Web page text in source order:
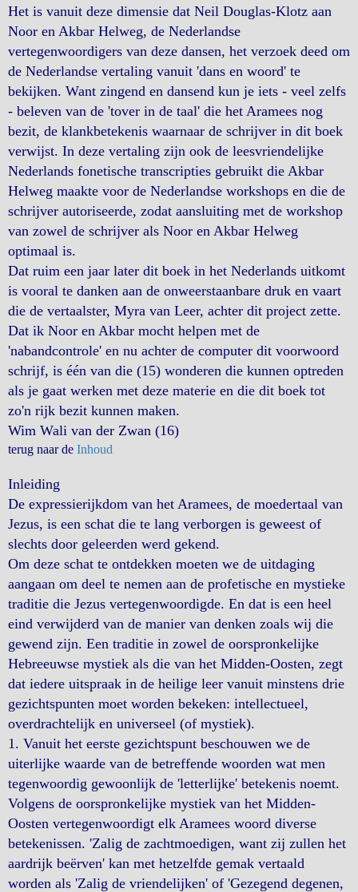
Het is vanuit deze dimensie dat Neil Douglas-Klotz aan
Noor en Akbar Helweg, de Nederlandse
vertegenwoordigers van deze dansen, het verzoek deed om
de Nederlandse vertaling vanuit 'dans en woord' te
bekijken. Want zingend en dansend kun je iets - veel zelfs
- beleven van de 'tover in de taal' die het Aramees nog
bezit, de klankbetekenis waarnaar de schrijver in dit boek
verwijst. In deze vertaling zijn ook de leesvriendelijke
Nederlands fonetische transcripties gebruikt die Akbar
Helweg maakte voor de Nederlandse workshops en die de
schrijver autoriseerde, zodat aansluiting met de workshop
van zowel de schrijver als Noor en Akbar Helweg
optimaal is.
Dat ruim een jaar later dit boek in het Nederlands uitkomt
is vooral te danken aan de onweerstaanbare druk en vaart
die de vertaalster, Myra van Leer, achter dit project zette.
Dat ik Noor en Akbar mocht helpen met de
'nabandcontrole' en nu achter de computer dit voorwoord
schrijf, is één van die (15) wonderen die kunnen optreden
als je gaat werken met deze materie en die dit boek tot
zo'n rijk bezit kunnen maken.
Wim Wali van der Zwan (16)
terug naar de Inhoud
Inleiding
De expressierijkdom van het Aramees, de moedertaal van
Jezus, is een schat die te lang verborgen is geweest of
slechts door geleerden werd gekend.
Om deze schat te ontdekken moeten we de uitdaging
aangaan om deel te nemen aan de profetische en mystieke
traditie die Jezus vertegenwoordigde. En dat is een heel
eind verwijderd van de manier van denken zoals wij die
gewend zijn. Een traditie in zowel de oorspronkelijke
Hebreeuwse mystiek als die van het Midden-Oosten, zegt
dat iedere uitspraak in de heilige leer vanuit minstens drie
gezichtspunten moet worden bekeken: intellectueel,
overdrachtelijk en universeel (of mystiek).
1. Vanuit het eerste gezichtspunt beschouwen we de
uiterlijke waarde van de betreffende woorden wat men
tegenwoordig gewoonlijk de 'letterlijke' betekenis noemt.
Volgens de oorspronkelijke mystiek van het Midden-
Oosten vertegenwoordigt elk Aramees woord diverse
betekenissen. 'Zalig de zachtmoedigen, want zij zullen het
aardrijk beërven' kan met hetzelfde gemak vertaald
worden als 'Zalig de vriendelijken' of 'Gezegend degenen,